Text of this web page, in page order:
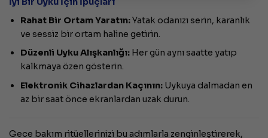
Rahat Bir Ortam Yaratın:Yatak odanızı serin, karanlık
ve sessiz bir ortam haline getirin.
Düzenli Uyku Alışkanlığı:Her gün aynı saatte yatıp
kalkmaya özen gösterin.
Elektronik Cihazlardan Kaçının:Uykuya dalmadan en
az bir saat önce ekranlardan uzak durun.
Gece bakım ritüellerinizi bu adımlarla zenginleştirerek,